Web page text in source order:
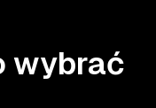
wybrać